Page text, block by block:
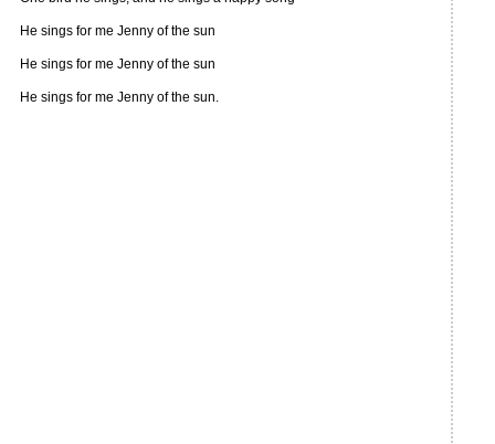
He sings for me Jenny of the sun
He sings for me Jenny of the sun
He sings for me Jenny of the sun.